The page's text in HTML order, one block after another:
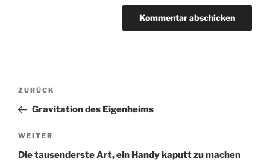
Beitragsnavigation
Vorheriger
Beitrag
ZURÜCK
Gravitation des Eigenheims
Nächster
Beitrag
WEITER
Die tausenderste Art, ein Handy kaputt zu machen